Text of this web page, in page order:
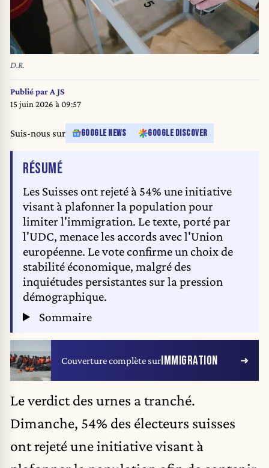
D.R.
Publié par A JS
15 juin 2026 à 09:57
Suis-nous sur GOOGLE NEWS GOOGLE DISCOVER
RÉSUMÉDE L'ARTICLE
Les Suisses ont rejeté à 54% une initiative
visant à plafonner la population pour
limiter l'immigration. Le texte, porté par
l'UDC, menace les accords avec l'Union
européenne. Le vote confirme un choix de
stabilité économique, malgré des
inquiétudes persistantes sur la pression
démographique.
Sommaire
Couverture complète surIMMIGRATION
Le verdict des urnes a tranché.
Dimanche, 54% des électeurs suisses
ont rejeté une initiative visant à